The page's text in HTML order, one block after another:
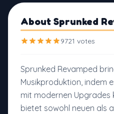
About Sprunked
9721 votes
Sprunked Revamped
Musikproduktion, indem
mit modernen Upgrades
bietet sowohl neuen als